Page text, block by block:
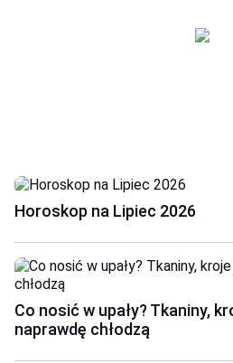
Horoskop na Lipiec 2026
Co nosić w upały? Tkaniny,
naprawdę chłodzą